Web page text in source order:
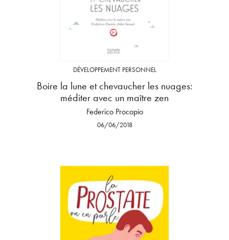
DÉVELOPPEMENT PERSONNEL
Boire la lune et chevaucher les nuages:
méditer avec un maître zen
Federico Procopio
06/06/2018